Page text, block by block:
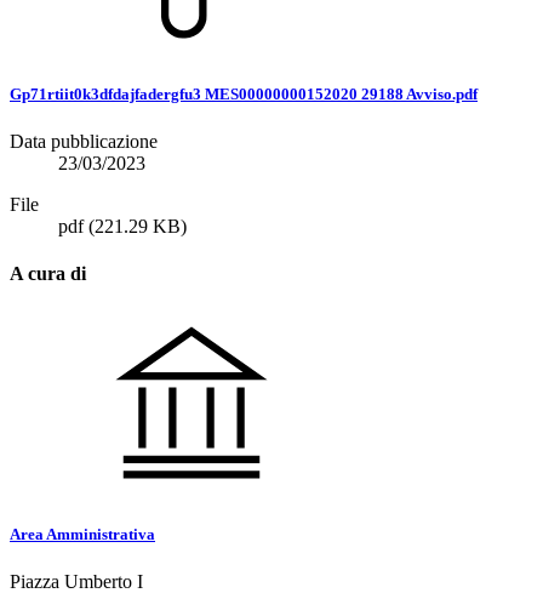
Gp71rtiit0k3dfdajfadergfu3 MES00000000152020 29188 Avviso.pdf
Data pubblicazione
23/03/2023
File
pdf(221.29 KB)
A cura di
Area Amministrativa
Piazza Umberto I